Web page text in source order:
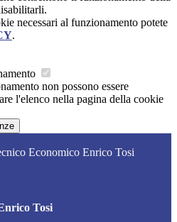
necessari al funzionamento potete
.
non possono essere
l'elenco nella pagina della cookie
Economico Enrico Tosi
Tosi